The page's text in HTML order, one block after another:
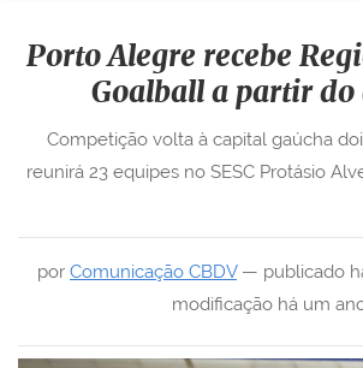
Porto Alegre recebe
Goalball a partir do
por Comunicação CBDV— publicado
modificação há um
Competição volta à capital gaúcha
reunirá 23 equipes no SESC Protásio